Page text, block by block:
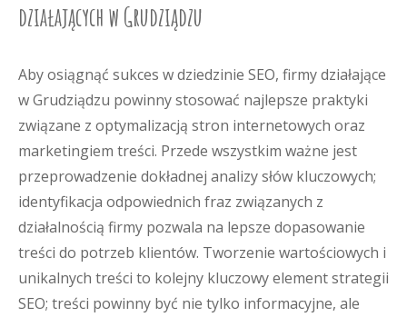
działających w Grudziądzu
Aby osiągnąć sukces w dziedzinie SEO, firmy działające
w Grudziądzu powinny stosować najlepsze praktyki
związane z optymalizacją stron internetowych oraz
marketingiem treści. Przede wszystkim ważne jest
przeprowadzenie dokładnej analizy słów kluczowych;
identyfikacja odpowiednich fraz związanych z
działalnością firmy pozwala na lepsze dopasowanie
treści do potrzeb klientów. Tworzenie wartościowych i
unikalnych treści to kolejny kluczowy element strategii
SEO; treści powinny być nie tylko informacyjne, ale